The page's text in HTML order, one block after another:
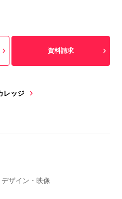
レッジ
資料請求
ザイン・映像